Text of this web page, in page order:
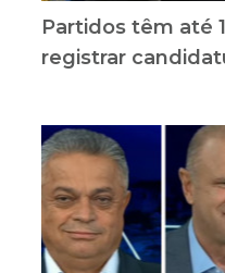
Partidos têm até
registrar